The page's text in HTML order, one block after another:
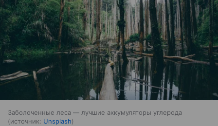
Заболоченные леса — лучшие аккумуляторы углерода
источник: Unsplash